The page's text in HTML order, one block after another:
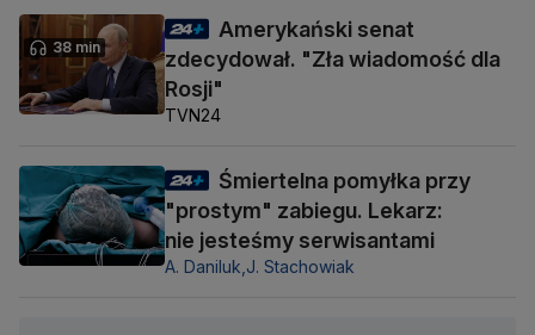
38 min
Amerykański senat
zdecydował. "Zła wiadomość dla
Rosji"
TVN24
Śmiertelna pomyłka przy
"prostym" zabiegu. Lekarz:
nie jesteśmy serwisantami
A. Daniluk, J. Stachowiak